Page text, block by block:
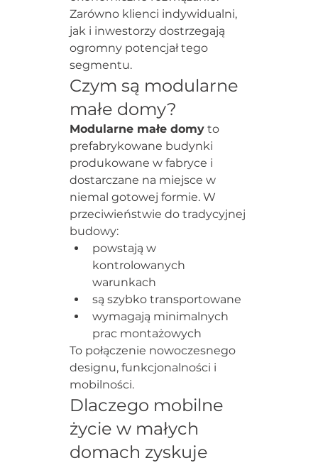
Zarówno klienci indywidualni,
jak i inwestorzy dostrzegają
ogromny potencjał tego
segmentu.
Czym są modularne
małe domy?
Modularne małe domy to
prefabrykowane budynki
produkowane w fabryce i
dostarczane na miejsce w
niemal gotowej formie. W
przeciwieństwie do tradycyjnej
budowy:
powstają w
kontrolowanych
warunkach
są szybko transportowane
wymagają minimalnych
prac montażowych
To połączenie nowoczesnego
designu, funkcjonalności i
mobilności.
Dlaczego mobilne
życie w małych
domach zyskuje